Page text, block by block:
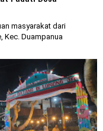
masyarakat dari
Kec. Duampanua